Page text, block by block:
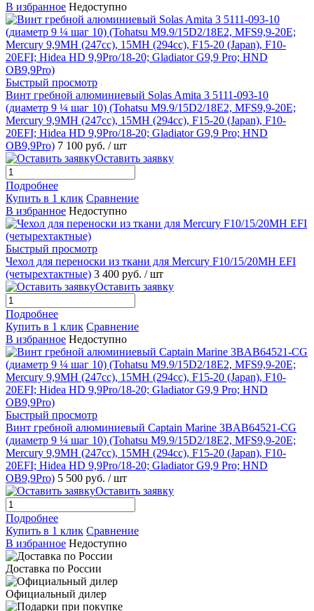
В избранное Недоступно
Быстрый просмотр
Винт гребной алюминиевый Solas Amita 3 5111-093-10
(диаметр 9 ¼ шаг 10) (Tohatsu M9.9/15D2/18E2, MFS9,9-20E;
Mercury 9,9MH (247cc), 15MH (294cc), F15-20 (Japan), F10-
20EFI; Hidea HD 9,9Pro/18-20; Gladiator G9,9 Pro; HND
OB9,9Pro) 7 100 руб. / шт
Оставить заявку
Подробнее
Купить в 1 клик Сравнение
В избранное Недоступно
Быстрый просмотр
Чехол для переноски из ткани для Mercury F10/15/20MH EFI
(четырехтактные) 3 400 руб. / шт
Оставить заявку
Подробнее
Купить в 1 клик Сравнение
В избранное Недоступно
Быстрый просмотр
Винт гребной алюминиевый Captain Marine 3BAB64521-CG
(диаметр 9 ¼ шаг 10) (Tohatsu M9.9/15D2/18E2, MFS9,9-20E;
Mercury 9,9MH (247cc), 15MH (294cc), F15-20 (Japan), F10-
20EFI; Hidea HD 9,9Pro/18-20; Gladiator G9,9 Pro; HND
OB9,9Pro) 5 500 руб. / шт
Оставить заявку
Подробнее
Купить в 1 клик Сравнение
В избранное Недоступно
Доставка по России
Официальный дилер